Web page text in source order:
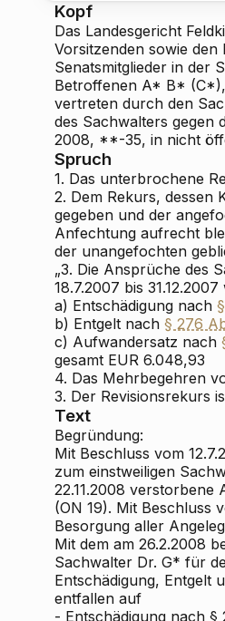
Kopf
Das Landesgericht
Vorsitzenden sowie den
Senatsmitglieder in der
Betroffenen A* B*
vertreten durch den
des Sachwalters gegen
2008, **-35, in nicht
Spruch
1. Das unterbrochene
2. Dem Rekurs, dessen
gegeben und der
Anfechtung aufrecht
der unangefochten
„3. Die Ansprüche des
18.7.2007 bis
a) Entschädigung nach
b) Entgelt nach § 276
c) Aufwandersatz nach
gesamt EUR 6.048,93
4. Das Mehrbegehren
3. Der Revisionsrekurs
Text
Begründung:
Mit Beschluss vom
zum einstweiligen
22.11.2008
(ON 19). Mit Beschluss
Besorgung aller
Mit dem am 26.2.2008
Sachwalter Dr. G* für
Entschädigung, Entgelt
entfallen auf
- Entschädigung nach §